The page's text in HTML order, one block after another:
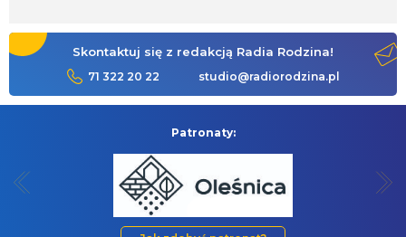
Skontaktuj się z redakcją Radia Rodzina!
71 322 20 22 studio@radiorodzina.pl
Patronaty: